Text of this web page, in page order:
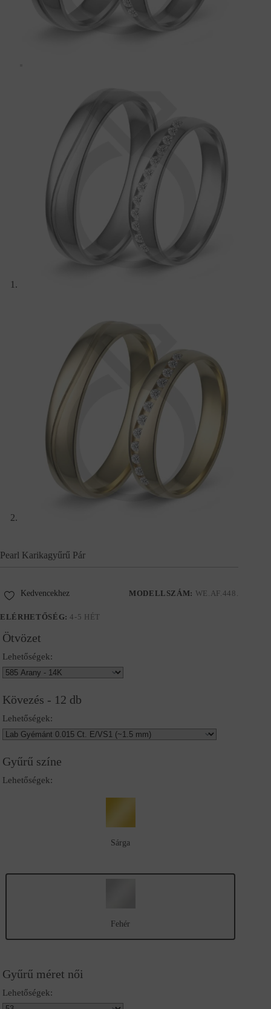
Pearl Karikagyűrű Pár
MODELLSZÁM: WE.AF.448.
ELÉRHETŐSÉG:4-5 HÉT
Kedvencekhez
Ötvözet
Lehetőségek:
Kövezés - 12 db
Lehetőségek:
Gyűrű színe
Lehetőségek:
Sárga
Fehér
Gyűrű méret női
Lehetőségek: